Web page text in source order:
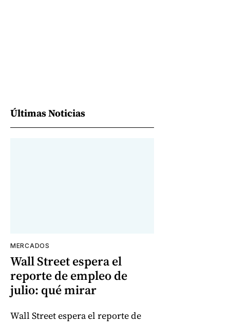
Últimas Noticias
MERCADOS
Wall Street espera el
reporte de empleo de
julio: qué mirar
Wall Street espera el reporte de